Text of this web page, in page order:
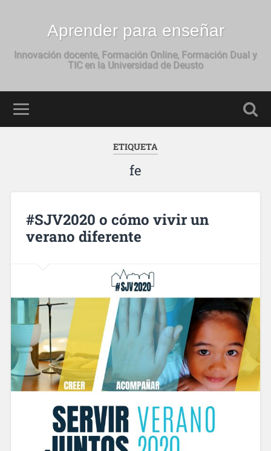
Aprender para enseñar
Innovación docente, Formación Online, Formación Dual y
TIC en la Universidad de Deusto
ETIQUETA
fe
#SJV2020 o cómo vivir un
verano diferente